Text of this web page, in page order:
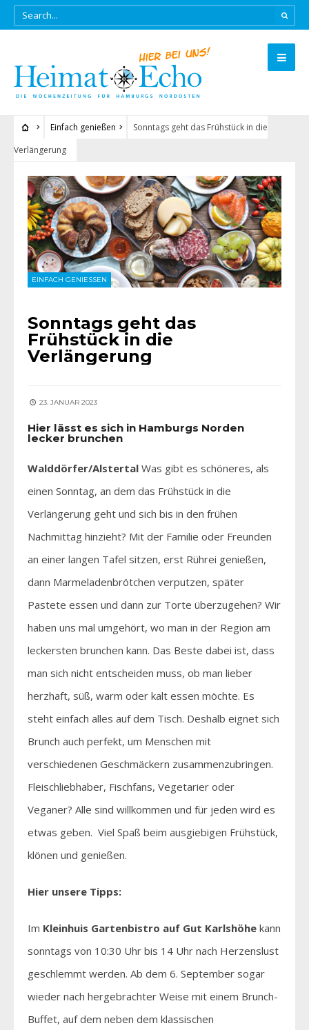
Einfach genießen
Sonntags geht das Frühstück in die
Verlängerung
EINFACH GENIESSEN
Sonntags geht das
Frühstück in die
Verlängerung
23. JANUAR 2023
Hier lässt es sich in Hamburgs Norden
lecker brunchen
Walddörfer/Alstertal Was gibt es schöneres, als
einen Sonntag, an dem das Frühstück in die
Verlängerung geht und sich bis in den frühen
Nachmittag hinzieht? Mit der Familie oder Freunden
an einer langen Tafel sitzen, erst Rührei genießen,
dann Marmeladenbrötchen verputzen, später
Pastete essen und dann zur Torte überzugehen? Wir
haben uns mal umgehört, wo man in der Region am
leckersten brunchen kann. Das Beste dabei ist, dass
man sich nicht entscheiden muss, ob man lieber
herzhaft, süß, warm oder kalt essen möchte. Es
steht einfach alles auf dem Tisch. Deshalb eignet sich
Brunch auch perfekt, um Menschen mit
verschiedenen Geschmäckern zusammenzubringen.
Fleischliebhaber, Fischfans, Vegetarier oder
Veganer? Alle sind willkommen und für jeden wird es
etwas geben. Viel Spaß beim ausgiebigen Frühstück,
klönen und genießen.
Hier unsere Tipps:
Im Kleinhuis Gartenbistro auf Gut Karlshöhe kann
sonntags von 10:30 Uhr bis 14 Uhr nach Herzenslust
geschlemmt werden. Ab dem 6. September sogar
wieder nach hergebrachter Weise mit einem Brunch-
Buffet, auf dem neben dem klassischen